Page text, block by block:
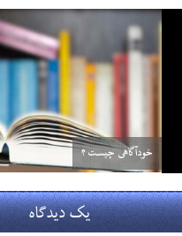
بلوغ در دختران
29 اسفند 03
یک دیدگاه